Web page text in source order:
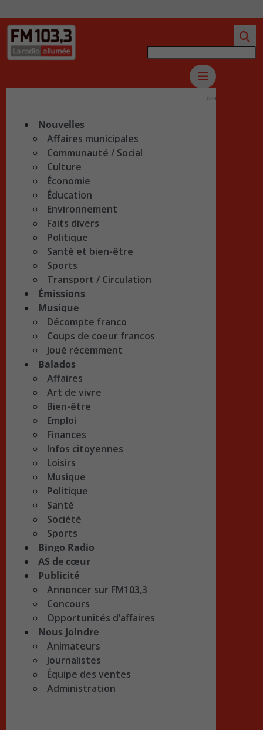
Nouvelles
Affaires municipales
Communauté / Social
Culture
Économie
Éducation
Environnement
Faits divers
Politique
Santé et bien-être
Sports
Transport / Circulation
Émissions
Musique
Décompte franco
Coups de coeur francos
Joué récemment
Balados
Affaires
Art de vivre
Bien-être
Emploi
Finances
Infos citoyennes
Loisirs
Musique
Politique
Santé
Société
Sports
Bingo Radio
AS de cœur
Publicité
Annoncer sur FM103,3
Concours
Opportunités d’affaires
Nous Joindre
Animateurs
Journalistes
Équipe des ventes
Administration